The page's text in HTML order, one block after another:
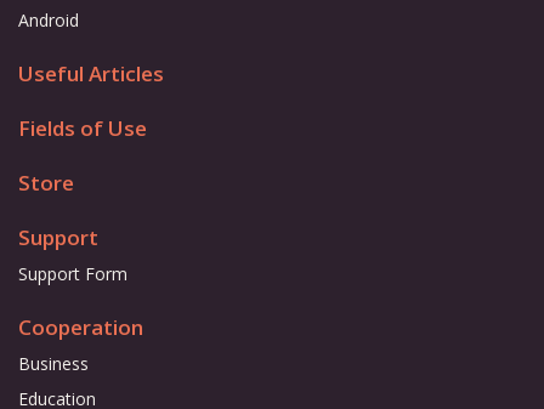
Android
Useful Articles
Fields of Use
Store
Support
Support Form
Cooperation
Business
Education